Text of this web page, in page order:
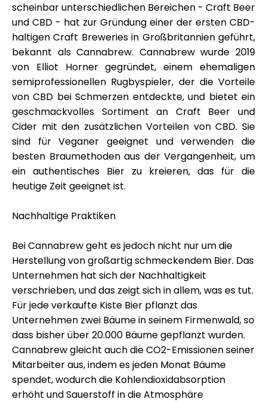
ask@scrambleup.com
+372 712 2955
scheinbar unterschiedlichen Bereichen - Craft Beer
und CBD - hat zur Gründung einer der ersten CBD-
haltigen Craft Breweries in Großbritannien geführt,
bekannt alsCannabrew. Cannabrew wurde 2019
von Elliot Hornergegründet, einem ehemaligen
semiprofessionellen Rugbyspieler, der die Vorteile
von CBD bei Schmerzen entdeckte, und bietet ein
geschmackvolles Sortiment an Craft Beer und
Cider mit den zusätzlichen Vorteilen von CBD. Sie
sind für Veganer geeignet und verwenden die
besten Braumethoden aus der Vergangenheit, um
ein authentisches Bier zu kreieren, das für die
heutige Zeit geeignet ist.
Nachhaltige Praktiken
Bei Cannabrew geht es jedoch nicht nur um die
Herstellung von großartig schmeckendem Bier. Das
Unternehmen hat sich der Nachhaltigkeit
verschrieben, und das zeigt sich in allem, was es tut.
Für jede verkaufte Kiste Bier pflanzt das
Unternehmen zwei Bäume in seinem Firmenwald, so
dass bisher über 20.000 Bäume gepflanzt wurden.
Cannabrew gleicht auch die CO2-Emissionen seiner
Mitarbeiter aus, indem es jeden Monat Bäume
spendet, wodurch die Kohlendioxidabsorption
erhöht und Sauerstoff in die Atmosphäre